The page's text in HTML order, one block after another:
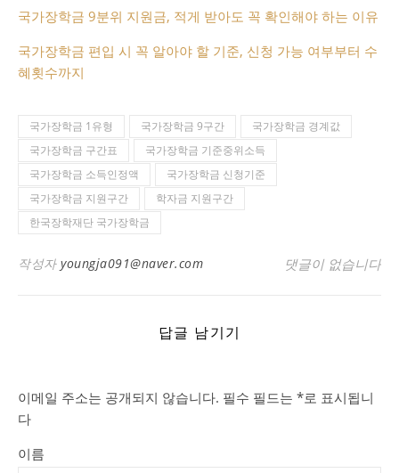
국가장학금 9분위 지원금, 적게 받아도 꼭 확인해야 하는 이유
국가장학금 편입 시 꼭 알아야 할 기준, 신청 가능 여부부터 수
혜횟수까지
국가장학금 1유형 국가장학금 9구간
국가장학금 경계값
국가장학금 구간표
국가장학금 기준중위소득
국가장학금 소득인정액
국가장학금 신청기준
국가장학금 지원구간
학자금 지원구간
한국장학재단 국가장학금
작성자 youngja091@naver.com 댓글이 없습니다
답글 남기기
이메일 주소는 공개되지 않습니다. 필수 필드는 *로 표시됩니
다
이름